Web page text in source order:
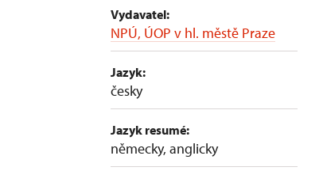
Vydavatel:
NPÚ, ÚOP v hl. městě Praze
Jazyk:
česky
Jazyk resumé:
německy, anglicky